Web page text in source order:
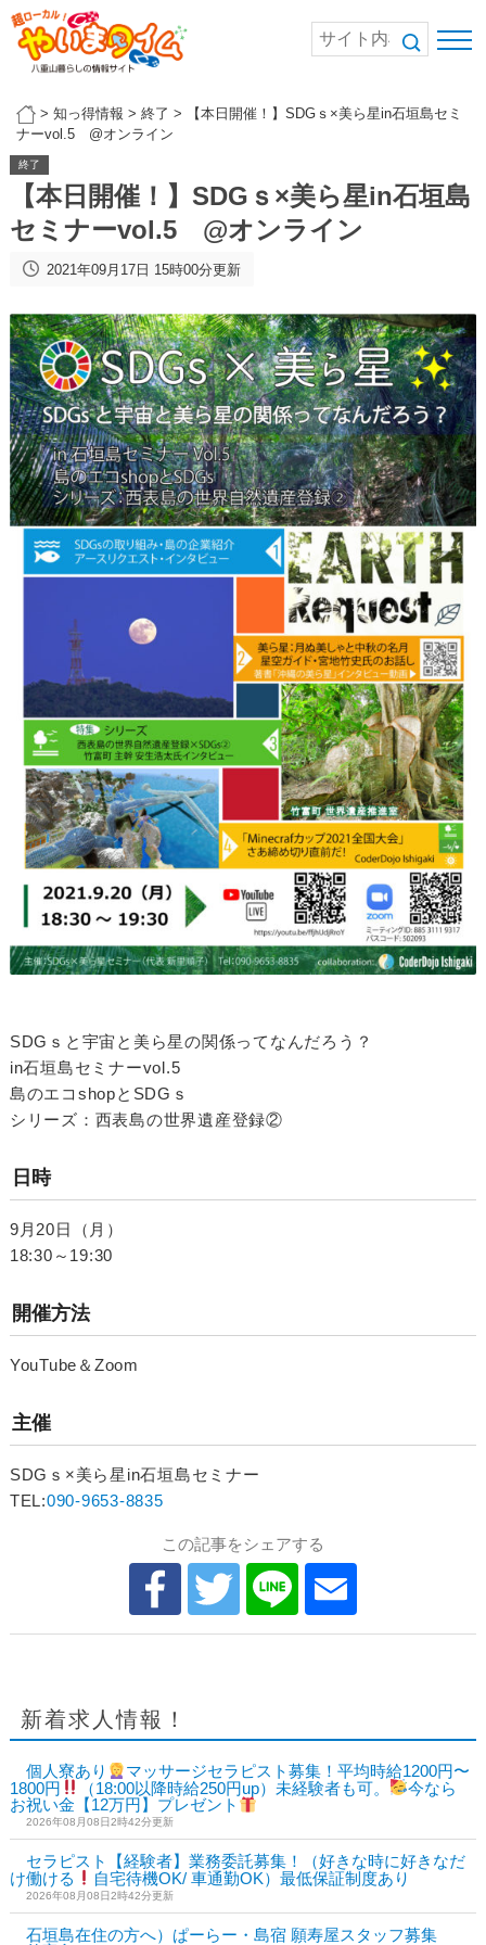
> 知っ得情報 > 終了 >
【本日開催！】SDGｓ×美ら星in石垣島セミ
ナーvol.5 @オンライン
終了
【本日開催！】SDGｓ×美ら星in石垣島
セミナーvol.5 @オンライン
2021年09月17日 15時00分更新
SDGｓと宇宙と美ら星の関係ってなんだろう？
in石垣島セミナーvol.5
島のエコshopとSDGｓ
シリーズ：西表島の世界遺産登録②
日時
9月20日（月）
18:30～19:30
開催方法
YouTube＆Zoom
主催
SDGｓ×美ら星in石垣島セミナー
TEL:090-9653-8835
この記事をシェアする
新着求人情報！
個人寮あり
マッサージセラピスト募集！平均時給1200円〜
1800円
（18:00以降時給250円up）未経験者も可。
今なら
お祝い金【12万円】プレゼント
2026年08月08日2時42分更新
セラピスト【経験者】業務委託募集！（好きな時に好きなだ
け働ける
自宅待機OK/ 車通勤OK）最低保証制度あり
2026年08月08日2時42分更新
石垣島在住の方へ）ぱーらー・島宿 願寿屋スタッフ募集